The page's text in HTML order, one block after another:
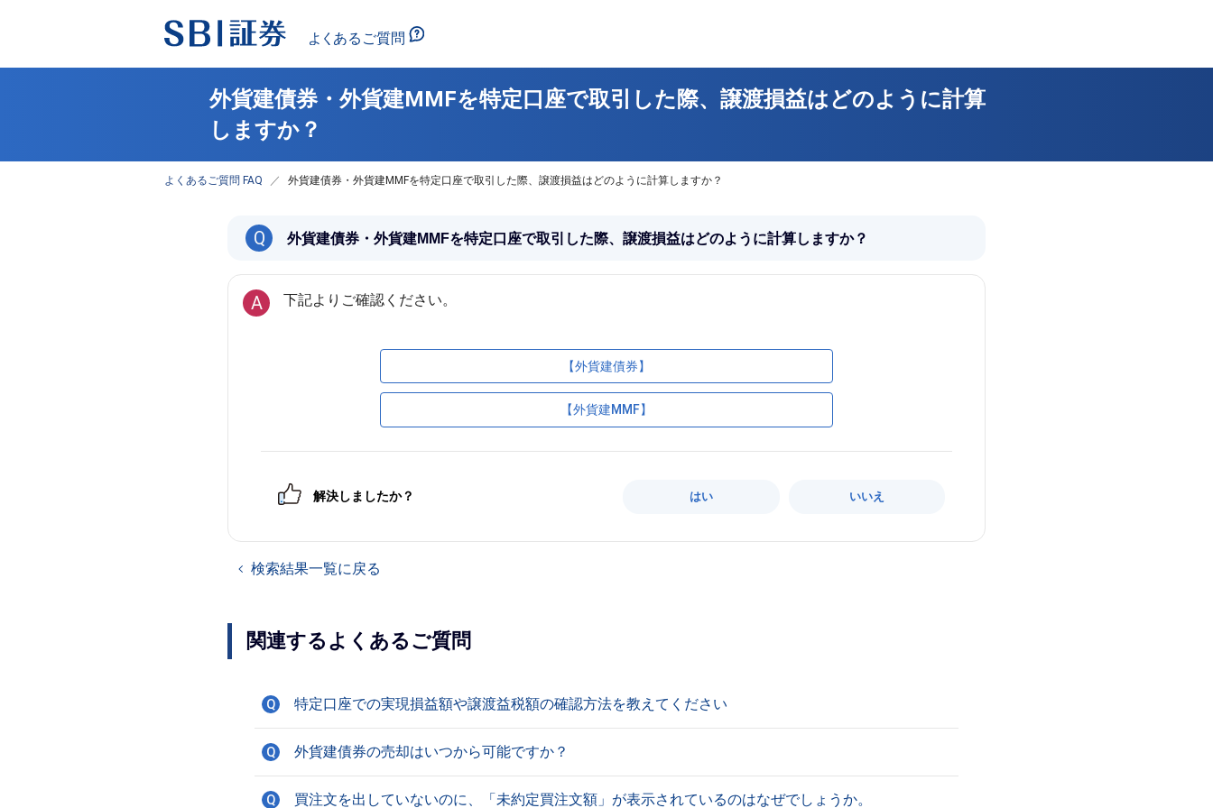
外貨建債券・外貨建MMFを特定口座で取引した際、譲渡損益はどのように計算
しますか？
よくあるご質問 FAQ 外貨建債券・外貨建MMFを特定口座で取引した際、譲渡損益はどのように計算しますか？
Q 外貨建債券・外貨建MMFを特定口座で取引した際、譲渡損益はどのように計算しますか？
A
【外貨建債券】
【外貨建MMF】
解決しましたか？ はい いいえ
検索結果一覧に戻る
関連するよくあるご質問
Q 特定口座での実現損益額や譲渡益税額の確認方法を教えてください
Q 外貨建債券の売却はいつから可能ですか？
Q 買注文を出していないのに、「未約定買注文額」が表示されているのはなぜでしょうか。